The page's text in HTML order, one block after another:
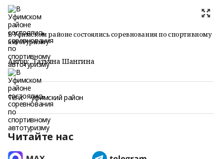
В Уфимском районе состоялись соревнования по спортивному
автотуризму
Автор: Татьяна Шангина
Теги: уфимский район
Читайте нас